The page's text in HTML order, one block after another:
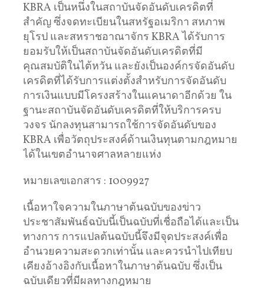
KBRA เป็นหนึ่งในสถาบันจัดอันดับเครดิตที่
สำคัญ ซึ่งจดทะเบียนในสหรัฐอเมริกา สหภาพ
ยุโรป และสหราชอาณาจักร KBRA ได้รับการ
ยอมรับให้เป็นสถาบันจัดอันดับเครดิตที่มี
คุณสมบัติในไต้หวัน และยังเป็นองค์กรจัดอันดับ
เครดิตที่ได้รับการแต่งตั้งสำหรับการจัดอันดับ
การเงินแบบมีโครงสร้างในแคนาดาอีกด้วย ใน
ฐานะสถาบันจัดอันดับเครดิตที่ให้บริการครบ
วงจร นักลงทุนสามารถใช้การจัดอันดับของ
KBRA เพื่อวัตถุประสงค์ด้านเงินทุนตามกฎหมาย
ได้ในเขตอำนาจศาลหลายแห่ง
หมายเลขเอกสาร : 1009927
เนื้อหาใจความในภาษาต้นฉบับของข่าว
ประชาสัมพันธ์ฉบับนี้เป็นฉบับที่เชื่อถือได้และเป็น
ทางการ การแปลต้นฉบับนี้จึงมีจุดประสงค์เพื่อ
อำนวยความสะดวกเท่านั้น และควรนำไปเทียบ
เคียงอ้างอิงกับเนื้อหาในภาษาต้นฉบับ ซึ่งเป็น
ฉบับเดียวที่มีผลทางกฎหมาย